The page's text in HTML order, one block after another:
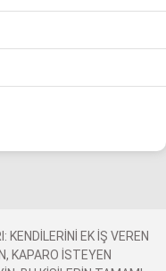
KENDİLERİNİ EK İŞ VEREN
KAPARO İSTEYEN